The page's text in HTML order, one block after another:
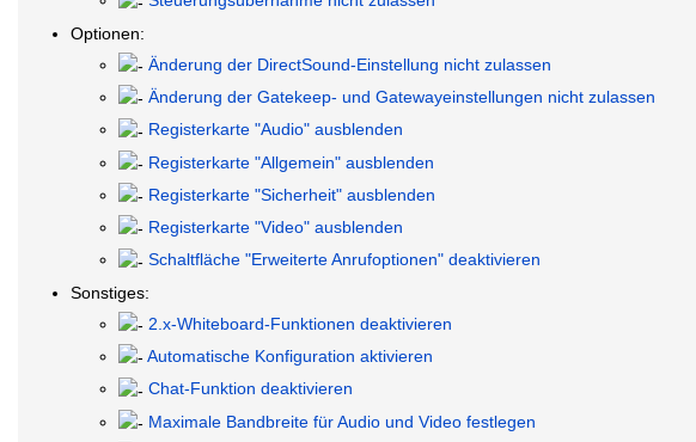
Optionen:
Änderung der DirectSound-Einstellung nicht zulassen
Änderung der Gatekeep- und Gatewayeinstellungen nicht zulassen
Registerkarte "Audio" ausblenden
Registerkarte "Allgemein" ausblenden
Registerkarte "Sicherheit" ausblenden
Registerkarte "Video" ausblenden
Schaltfläche "Erweiterte Anrufoptionen" deaktivieren
Sonstiges:
2.x-Whiteboard-Funktionen deaktivieren
Automatische Konfiguration aktivieren
Chat-Funktion deaktivieren
Maximale Bandbreite für Audio und Video festlegen